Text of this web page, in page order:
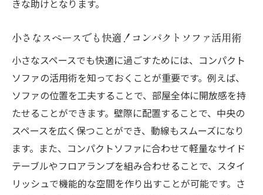
きな助けとなります。
小さなスペースでも快適！コンパクトソファ活用術
小さなスペースでも快適に過ごすためには、コンパクト
ソファの活用術を知っておくことが重要です。例えば、
ソファの位置を工夫することで、部屋全体に開放感を持
たせることができます。壁際に配置することで、中央の
スペースを広く保つことができ、動線もスムーズになり
ます。また、コンパクトソファに合わせて軽量なサイド
テーブルやフロアランプを組み合わせることで、スタイ
リッシュで機能的な空間を作り出すことが可能です。さ